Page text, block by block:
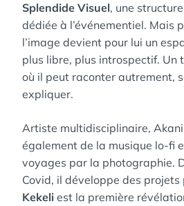
Splendide Visuel, une
dédiée à l’événementiel. Mais
l’image devient pour lui un
plus libre, plus introspectif. Un
où il peut raconter autrement,
expliquer.
Artiste multidisciplinaire,
également de la musique lo-fi
voyages par la photographie.
Covid, il développe des projets
Kekeli est la première